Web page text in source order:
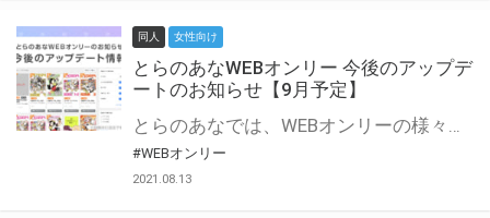
同人 女性向け
とらのあなWEBオンリー 今後のアップデ
ートのお知らせ【9月予定】
とらのあなでは、WEBオンリーの様々な支援を実施しています。 今回は2021年9月に実装を予定しているアップデート情報についてご紹介いたします。 とらのあなWEBオンリーサイトはこちら
#WEBオンリー
2021.08.13